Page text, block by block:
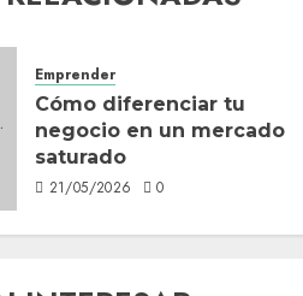
Emprender
Cómo diferenciar tu
negocio en un mercado
saturado
21/05/2026 0